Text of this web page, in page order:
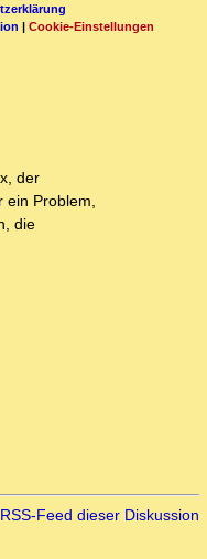
| Cookie-Einstellungen
der
ein Problem,
die
RSS-Feed dieser Diskussion